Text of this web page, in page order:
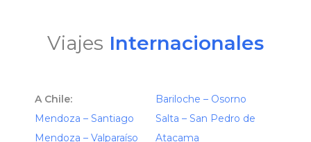
Viajes Internacionales
A Chile:
Mendoza – Santiago
Mendoza – Valparaíso
Bariloche – Osorno
Salta – San Pedro de
Atacama